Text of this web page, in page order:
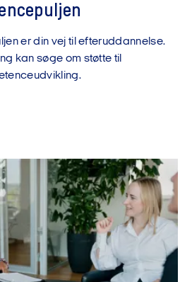
er din vej til efteruddannelse.
kan søge om støtte til